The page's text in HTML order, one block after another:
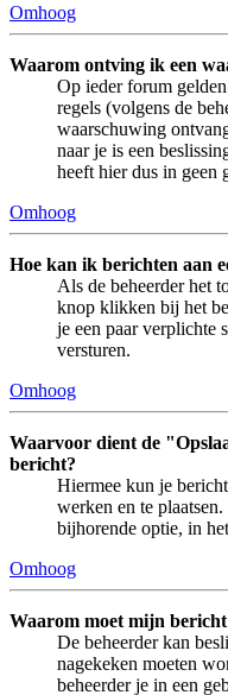
Omhoog
Waarom ontving ik een
Op ieder forum
regels (volgens de
waarschuwing
naar je is een
heeft hier dus in geen
Omhoog
Hoe kan ik berichten aan
Als de beheerder het
knop klikken bij het
je een paar verplichte
versturen.
Omhoog
Waarvoor dient de
bericht?
Hiermee kun je
werken en te
bijhorende optie, in
Omhoog
Waarom moet mijn
De beheerder kan
nagekeken moeten
beheerder je in een